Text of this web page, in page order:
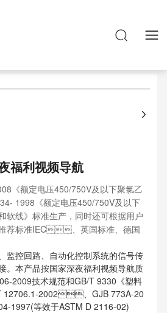
福利视频导航
《额定电压450/750V及以下聚氯乙
1998《额定电压450/750V及以下
线》标准生产，同时还可根据用户
标准IEC、英国标准、德国
、监控回路、自动化控制系统的信号传
接。本产品按国家深夜福利视频导航质
2009技术规范和GB/T 9330《塑料
12706.1-2002、GJB 773A-20
等效于ASTM D 2116-02)